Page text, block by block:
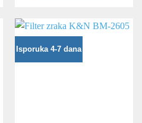
Isporuka 4-7 dana